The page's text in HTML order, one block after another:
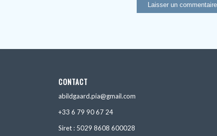
CONTACT
abildgaard.pia@gmail.com
+33 6 79 90 67 24
Siret : 5029 8608 600028